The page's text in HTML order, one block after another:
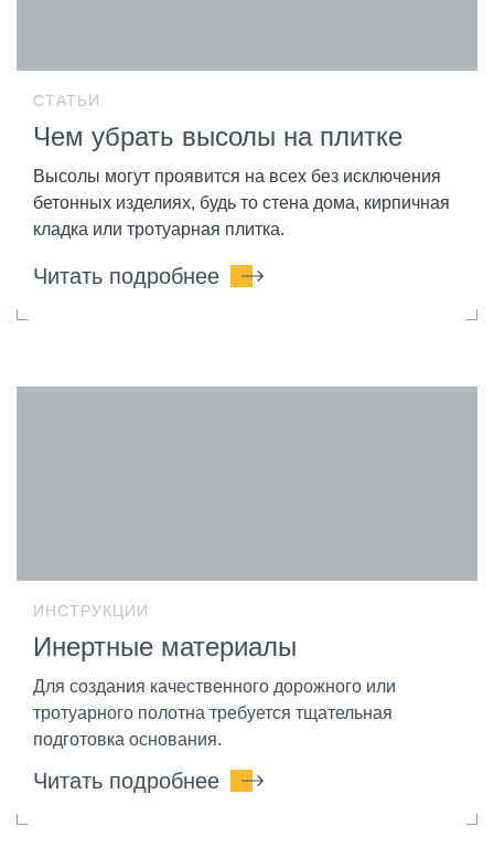
СТАТЬИ
Чем убрать высолы на плитке
Высолы могут проявится на всех без исключения
бетонных изделиях, будь то стена дома, кирпичная
кладка или тротуарная плитка.
Читать подробнее
ИНСТРУКЦИИ
Инертные материалы
Для создания качественного дорожного или
тротуарного полотна требуется тщательная
подготовка основания.
Читать подробнее